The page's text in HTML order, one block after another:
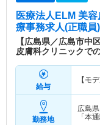
医療法人ELM 美
療事務求人(正職員)
【広島県／広島市
皮膚科クリニックで
給与
【モ
勤務地
広島
「本